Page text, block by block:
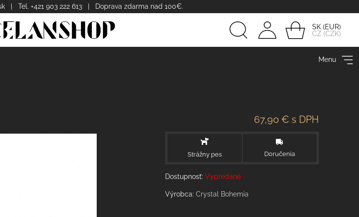
| Tel. +421 903 222 613 | Doprava zdarma nad 100€.
Prihlásiť
SK
CZ
Menu
67,90 € s DPH
Strážny pes Doručenia
Dostupnosť: Vypredané
Výrobca: Crystal Bohemia